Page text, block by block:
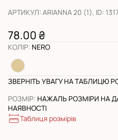
АРТИКУЛ: ARIANNA 20 (1), ID:
78.00 ₴
КОЛІР: NERO
ЗВЕРНІТЬ УВАГУ НА ТАБЛИЦЮ
РОЗМІР: НАЖАЛЬ РОЗМІРИ НА
НАЯВНОСТІ
Таблиця розмірів